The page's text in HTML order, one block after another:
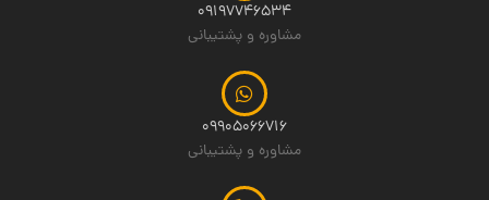
09197746534
مشاوره و پشتیبانی
09905066716
مشاوره و پشتیبانی